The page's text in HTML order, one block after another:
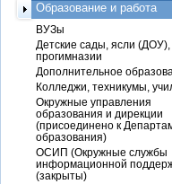
Образование и работа
ВУЗы
Детские сады, ясли (ДОУ),
прогимназии
Дополнительное
Колледжи, техникумы,
Окружные управления
образования и дирекции
(присоединено к
образования)
ОСИП (Окружные службы
информационной
(закрыты)